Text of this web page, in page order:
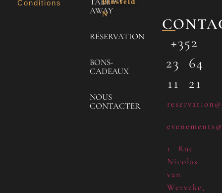
Conditions
AWAY
RÉSERVATION
BONS-
CADEAUX
NOUS
CONTACTER
Binsfeld
N
+352
23 64
11 21
1 Rue
Nicolas
van
Werveke,